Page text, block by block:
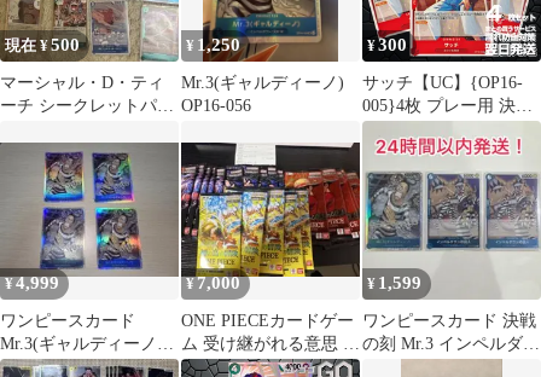
現在 ¥500
マーシャル・D・ティ
ーチ シークレットパラ
刻
¥ 1,250
Mr.3(ギャルディーノ)
OP16-056
¥300
サッチ【UC】{OP16-
005}4枚 プレー用 決戦
の刻【OP-16】
¥4,999
ワンピースカード
Mr.3(ギャルディーノ)
SR OP16 ４枚セット
¥7,000
ONE PIECEカードゲー
ム 受け継がれる意思 神
の島の冒険 蒼海 決戦の
¥ 1,599
ワンピースカード 決戦
の刻 Mr.3 インペルダウ